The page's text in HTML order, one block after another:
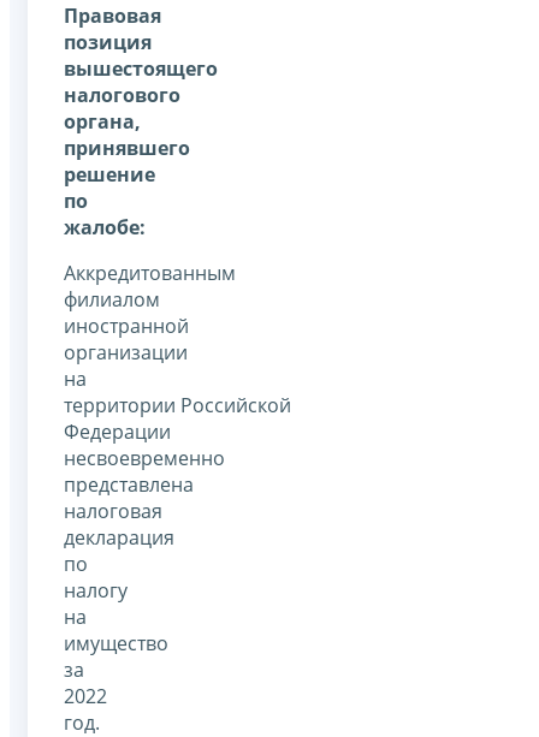
Правовая
позиция
вышестоящего
налогового
органа,
принявшего
решение
по
жалобе:
Аккредитованным
филиалом
иностранной
организации
на
территории Российской
Федерации
несвоевременно
представлена
налоговая
декларация
по
налогу
на
имущество
за
2022
год.